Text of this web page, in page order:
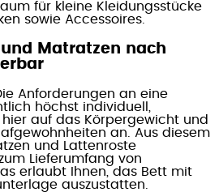
für kleine Kleidungsstücke
sowie Accessoires.
Matratzen nach
Anforderungen an eine
höchst individuell,
auf das Körpergewicht und
an. Aus diesem
und Lattenroste
Lieferumfang von
erlaubt Ihnen, das Bett mit
auszustatten.